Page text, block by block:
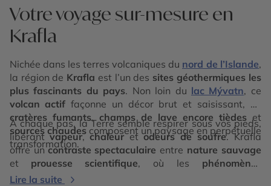
Votre voyage sur-mesure en
Krafla
Nichée dans les terres volcaniques du nord de l’Islande,
la région de Krafla est l’un des sites géothermiques les
plus fascinants du pays. Non loin du lac Mývatn, ce
volcan actif façonne un décor brut et saisissant, où
cratères fumants, champs de lave encore tièdes et
sources chaudescomposent un paysage en perpétuelle
transformation.
À chaque pas, la Terre semble respirer sous vos pieds,
libérantvapeur, chaleuretodeurs de soufre. Krafla
offre uncontraste spectaculaire entre nature sauvage
et prouesse scientifique, où les phénomènes
volcaniques
côtoient
Lire la suite